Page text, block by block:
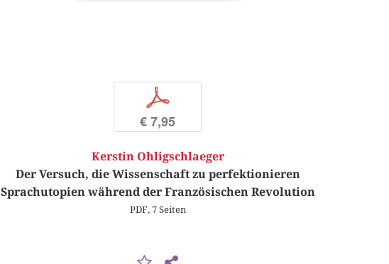
p
€ 7,95
Kerstin Ohligschlaeger
Der Versuch, die Wissenschaft zu perfektionieren
Sprachutopien während der Französischen Revolution
PDF, 7 Seiten